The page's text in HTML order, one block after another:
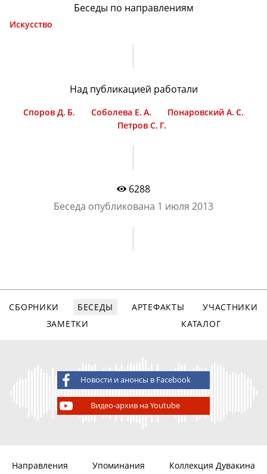
Беседы по направлениям
Искусство
Над публикацией работали
Споров Д. Б. Соболева Е. А.
Понаровский А. С.
Петров С. Г.
6288
Беседа опубликована 1 июля 2013
СБОРНИКИ БЕСЕДЫ АРТЕФАКТЫ
УЧАСТНИКИ
ЗАМЕТКИ
КАТАЛОГ
Новости и анонсы в Facebook
Видео-архив на Youtube
Направления Упоминания
Коллекция Дувакина